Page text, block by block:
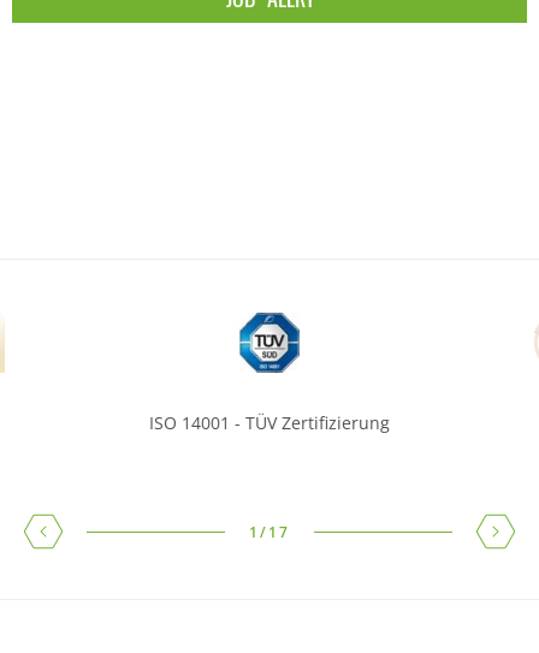
ISO 14001 - TÜV Zertifizierung
1 /17